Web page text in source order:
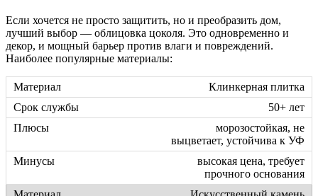
Если хочется не просто защитить, но и преобразить дом,
лучший выбор — облицовка цоколя. Это одновременно и
декор, и мощный барьер против влаги и повреждений.
Наиболее популярные материалы:
Клинкерная плитка
50+ лет
морозостойкая, не
выцветает, устойчива к УФ
высокая цена, требует
прочного основания